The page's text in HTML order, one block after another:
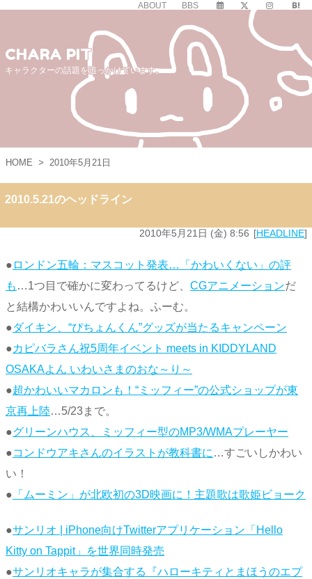
ABOUT BBS
CHARA PIT
キャラクターの話題を追っかけています。
HOME > 2010年5月21日
2010.5.21のヘッドライン
2010年5月21日 (金) 8:56 HEADLINE
● ロンドン五輪：マスコット発表…「かわいくない」の評
も …1つ目で確かに変わってるけど、 CGアニメーションだ
と結構かわいいんですよね。ふーむ。
●ダイキン、“ぴちょんくん”グッズが当たるキャンペーン
●カピバラさん祝5周年イベント meets in KIDDYLAND
OSAKAよん いわいさまのおな～り～
●超かわいいマカロンも！“ミッフィー”の公式ショップが東
京再上陸…5/23まで。
●グリーンハウス、ミッフィー型のMP3/WMAプレーヤー
●コンドウアキさんのイラストが教科書に …すごいしかわい
い！
● 「ムーミン」が北欧初の3D映画に！主題歌は歌姫ビョーク
●サンリオ | iPhone向けTwitterアプリケーション「Hello
Kitty on Tappit」を世界同時発売
●サンリオキャラが集合する『ハローキティとまほうのエプ